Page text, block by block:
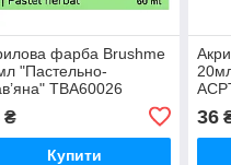
фарба Brushme
"Пастельно-
TBA60026
₴
Купити
36